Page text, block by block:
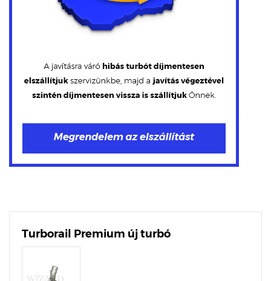
Turborail Premium új turbó